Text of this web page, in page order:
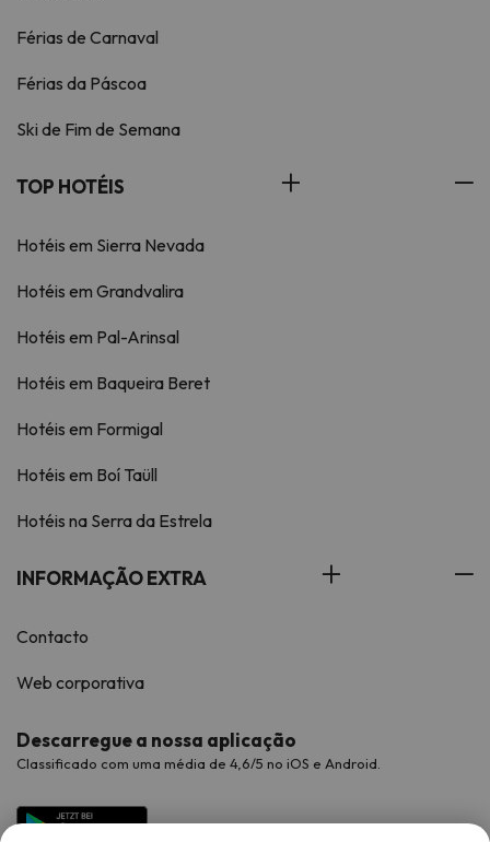
Férias de Carnaval
Férias da Páscoa
Ski de Fim de Semana
TOP HOTÉIS
Hotéis em Sierra Nevada
Hotéis em Grandvalira
Hotéis em Pal-Arinsal
Hotéis em Baqueira Beret
Hotéis em Formigal
Hotéis em Boí Taüll
Hotéis na Serra da Estrela
INFORMAÇÃO EXTRA
Contacto
Web corporativa
Descarregue a nossa aplicação
Classificado com uma média de 4,6/5 no iOS e Android.